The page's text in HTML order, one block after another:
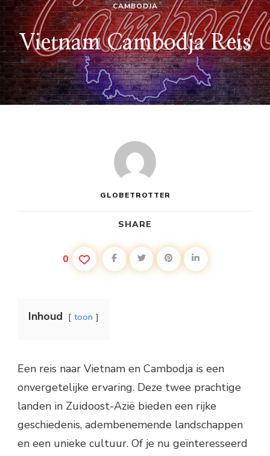
CAMBODJA
Vietnam Cambodja Reis
GLOBETROTTER
SHARE
0
Inhoud toon
Een reis naar Vietnam en Cambodja is een
onvergetelijke ervaring. Deze twee prachtige
landen in Zuidoost-Azië bieden een rijke
geschiedenis, adembenemende landschappen
en een unieke cultuur. Of je nu geïnteresseerd